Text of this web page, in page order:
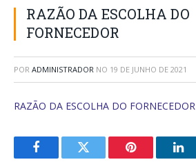
RAZÃO DA ESCOLHA DO
FORNECEDOR
POR ADMINISTRADOR NO 19 DE JUNHO DE 2021
RAZÃO DA ESCOLHA DO FORNECEDOR
FacebookTwitter Pinterest O